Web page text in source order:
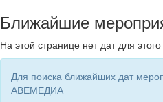
Ближайшие
На этой странице нет дат для
Для поиска ближайших дат
АВЕМЕДИА